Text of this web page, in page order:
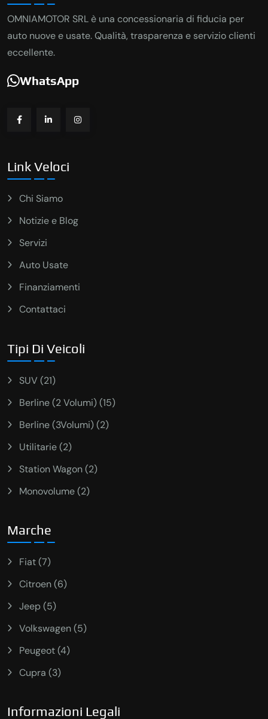
OMNIAMOTOR SRL è una concessionaria di fiducia per
auto nuove e usate. Qualità, trasparenza e servizio clienti
eccellente.
WhatsApp
Link Veloci
Chi Siamo
Notizie e Blog
Servizi
Auto Usate
Finanziamenti
Contattaci
Tipi Di Veicoli
SUV (21)
Berline (2 Volumi) (15)
Berline (3Volumi) (2)
Utilitarie (2)
Station Wagon (2)
Monovolume (2)
Marche
Fiat (7)
Citroen (6)
Jeep (5)
Volkswagen (5)
Peugeot (4)
Cupra (3)
Informazioni Legali